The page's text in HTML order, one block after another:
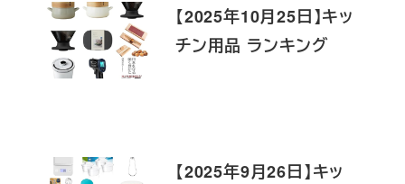
【2025年10月25日】キッ
チン用品 ランキング
【2025年9月26日】キッ